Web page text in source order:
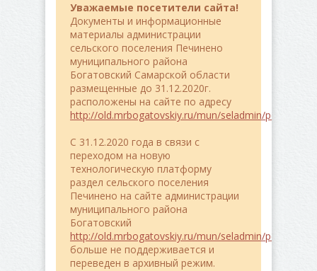
Уважаемые посетители сайта!
Документы и информационные
материалы администрации
сельского поселения Печинено
муниципального района
Богатовский Самарской области
размещенные до 31.12.2020г.
расположены на сайте по адресу
http://old.mrbogatovskiy.ru/mun/seladmin/pe4ineno/
C 31.12.2020 года в связи с
переходом на новую
технологическую платформу
раздел сельского поселения
Печинено на сайте администрации
муниципального района
Богатовский
http://old.mrbogatovskiy.ru/mun/seladmin/pe4ineno/
больше не поддерживается и
переведен в архивный режим.